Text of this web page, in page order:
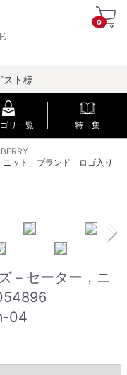
0
スト様
リ一覧 特 集
ニット ブランド ロゴ入り
－セーター，ニ
04